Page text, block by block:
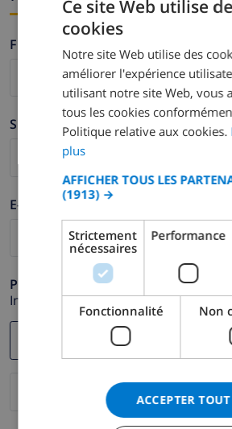
Firstname *
Surname *
E-mail *
Phone *
In case your email address does not
Ce site Web utilise
cookies
Notre site Web utilise des
améliorer l'expérience
utilisant notre site Web, vous
tous les cookies
Politique relative aux cookies.
plus
AFFICHER TOUS LES
(1913) →
Strictement
nécessaires
Performance
Fonctionnalité Non
ACCEPTER TOUT